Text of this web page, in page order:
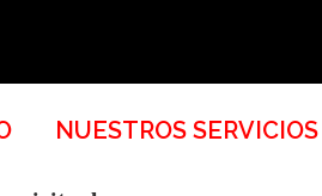
NUESTROS SERVICIOS